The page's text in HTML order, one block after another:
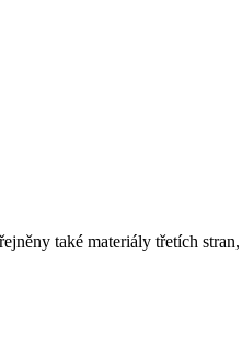
také materiály třetích